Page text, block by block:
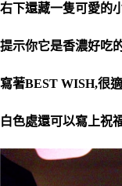
右下還藏一隻可愛的
提示你它是香濃好吃
寫著BEST WISH,很
白色處還可以寫上祝